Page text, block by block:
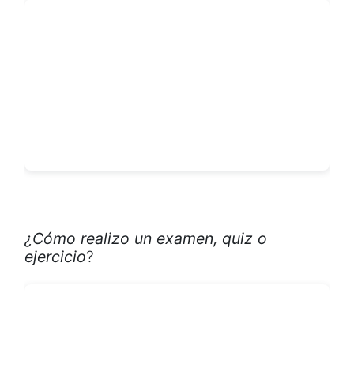
¿Cómo realizo un examen, quiz o
ejercicio?